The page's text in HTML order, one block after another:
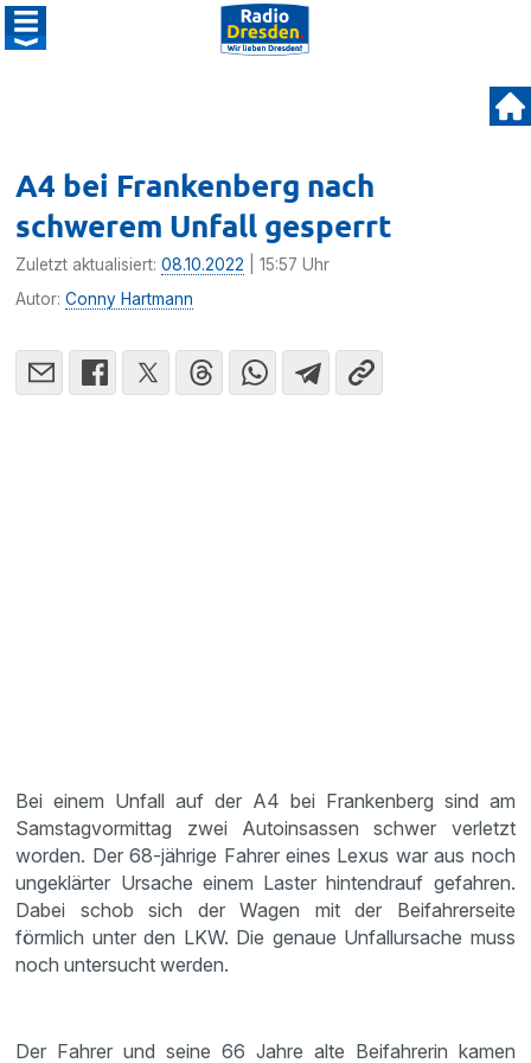
A4 bei Frankenberg nach
schwerem Unfall gesperrt
Zuletzt aktualisiert:08.10.2022 | 15:57 Uhr
Autor:Conny Hartmann
Bei einem Unfall auf der A4 bei Frankenberg sind am
Samstagvormittag zwei Autoinsassen schwer verletzt
worden. Der 68-jährige Fahrer eines Lexus war aus noch
ungeklärter Ursache einem Laster hintendrauf gefahren.
Dabei schob sich der Wagen mit der Beifahrerseite
förmlich unter den LKW. Die genaue Unfallursache muss
noch untersucht werden.
Der Fahrer und seine 66 Jahre alte Beifahrerin kamen